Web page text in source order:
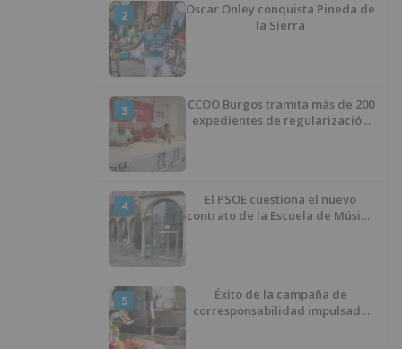
2
Oscar Onley conquista Pineda de
la Sierra
3
CCOO Burgos tramita más de 200
expedientes de regularización
4
El PSOE cuestiona el nuevo
contrato de la Escuela de Música
5
Éxito de la campaña de
corresponsabilidad impulsada